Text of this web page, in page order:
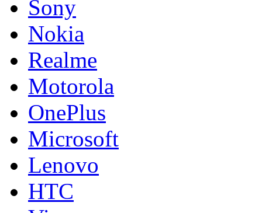
Sony
Nokia
Realme
Motorola
OnePlus
Microsoft
Lenovo
HTC